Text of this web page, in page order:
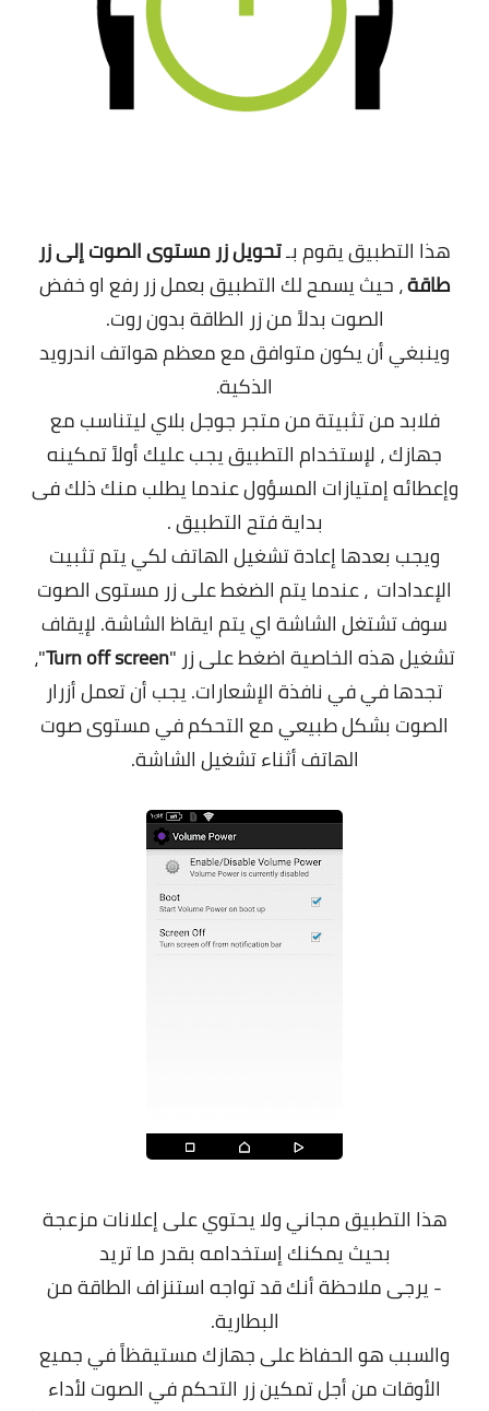
هذا التطبيق يقوم بـتحويل زر مستوى الصوت إلى زر
طاقة، حيث يسمح لك التطبيق بعمل زر رفع او خفض
الصوت بدلاً من زر الطاقة بدون روت.
وينبغي أن يكون متوافق مع معظم هواتف اندرويد
الذكية.
فلابد من تثبيتة من متجر جوجل بلاي ليتناسب مع
جهازك ، لإستخدام التطبيق يجب عليك أولاً تمكينه
وإعطائه إمتيازات المسؤول عندما يطلب منك ذلك فى
بداية فتح التطبيق .
ويجب بعدها إعادة تشغيل الهاتف لكي يتم تثبيت
الإعدادات ، عندما يتم الضغط على زر مستوى الصوت
سوف تشتغل الشاشة اي يتم ايقاظ الشاشة. لإيقاف
تشغيل هذه الخاصية اضغط على زر "Turn off screen"،
تجدها في في نافذة الإشعارات. يجب أن تعمل أزرار
الصوت بشكل طبيعي مع التحكم في مستوى صوت
الهاتف أثناء تشغيل الشاشة.
هذا التطبيق مجاني ولا يحتوي على إعلانات مزعجة
بحيث يمكنك إستخدامه بقدر ما تريد
- يرجى ملاحظة أنك قد تواجه استنزاف الطاقة من
البطارية.
والسبب هو الحفاظ على جهازك مستيقظاً في جميع
الأوقات من أجل تمكين زر التحكم في الصوت لأداء